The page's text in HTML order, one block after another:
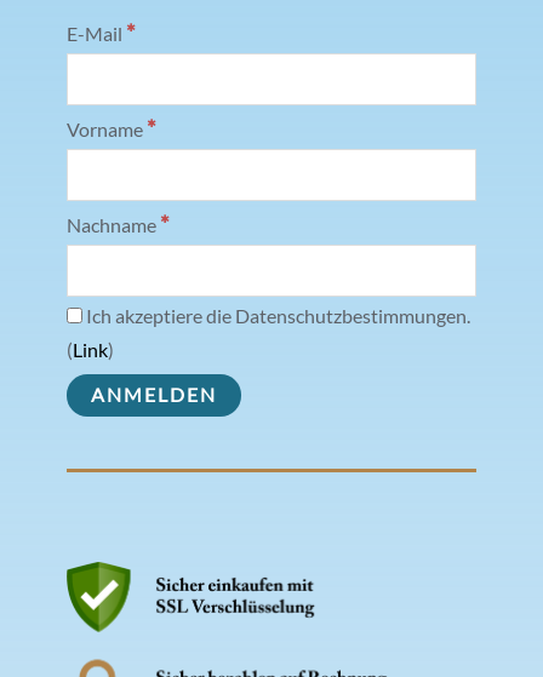
E-Mail *
Vorname *
Nachname *
Ich akzeptiere die Datenschutzbestimmungen.
(Link)